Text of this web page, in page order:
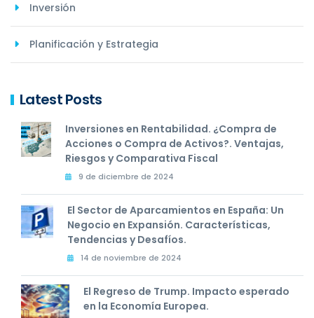
Inversión
Planificación y Estrategia
Latest Posts
Inversiones en Rentabilidad. ¿Compra de
Acciones o Compra de Activos?. Ventajas,
Riesgos y Comparativa Fiscal
9 de diciembre de 2024
El Sector de Aparcamientos en España: Un
Negocio en Expansión. Características,
Tendencias y Desafíos.
14 de noviembre de 2024
El Regreso de Trump. Impacto esperado
en la Economía Europea.